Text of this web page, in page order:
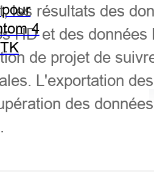
4
les résultats des
HD et des
de projet de
L'exportation
des